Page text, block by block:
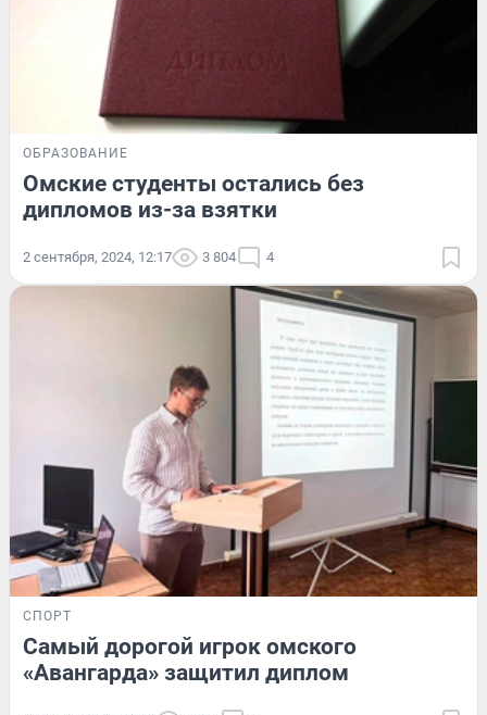
ОБРАЗОВАНИЕ
Омские студенты остались без
дипломов из-за взятки
2 сентября, 2024, 12:17 3 804 4
СПОРТ
Самый дорогой игрок омского
«Авангарда» защитил диплом